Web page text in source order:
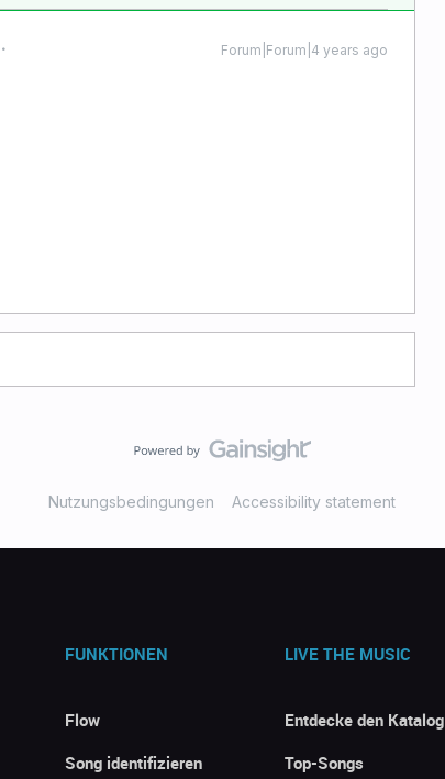
Forum|Forum|4 years ago
Nutzungsbedingungen Accessibility statement
FUNKTIONEN
Flow
Song identifizieren
LIVE THE MUSIC
Entdecke den Katalog
Top-Songs